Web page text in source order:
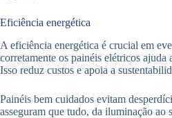
Eficiência energética
A eficiência energética é crucial em
corretamente os painéis elétricos ajuda
Isso reduz custos e apoia a
Painéis bem cuidados evitam
asseguram que tudo, da iluminação ao